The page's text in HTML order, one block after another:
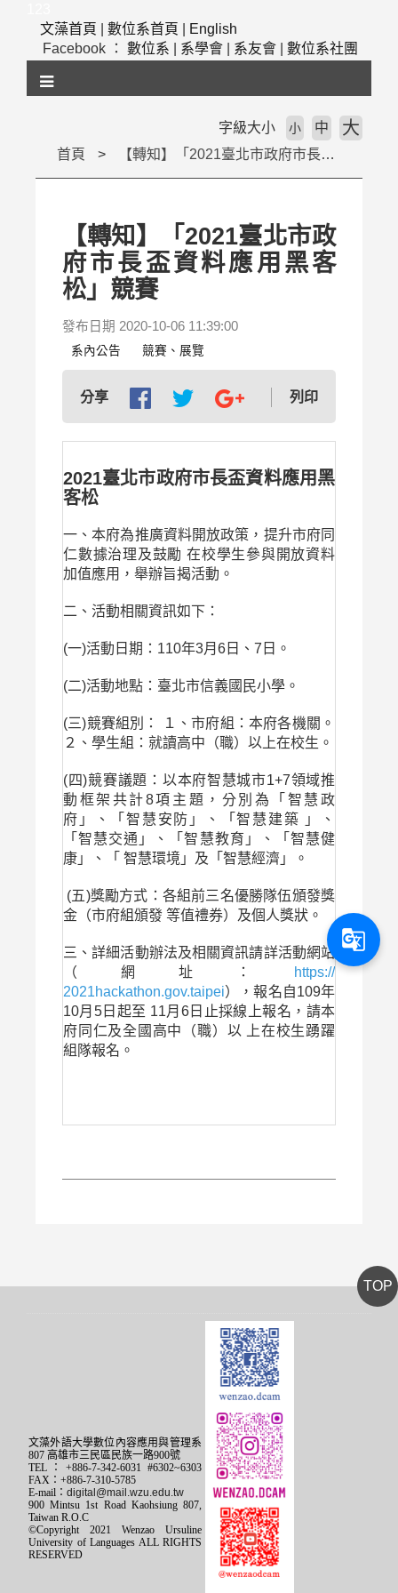
文藻首頁
數位系首頁
English
Facebook ： 數位系 系學會 系友會 數位系社團
首頁 【轉知】「2021臺北市政府市長盃資料應用黑客松」競賽
字級大小 小 中 大
【轉知】「2021臺北市政
府市長盃資料應用黑客
松」競賽
發布日期 2020-10-06 11:39:00
系內公告 競賽、展覽
分享 列印
2021臺北市政府市長盃資料應用黑
客松
一、本府為推廣資料開放政策，提升市府同
仁數據治理及鼓勵 在校學生參與開放資料
加值應用，舉辦旨揭活動。
二、活動相關資訊如下：
(一)活動日期：110年3月6日、7日。
(二)活動地點：臺北市信義國民小學。
(三)競賽組別： １、市府組：本府各機關。
２、學生組：就讀高中（職）以上在校生。
(四)競賽議題：以本府智慧城市1+7領域推
動框架共計8項主題，分別為「智慧政
府」、「智慧安防」、「智慧建築 」、
「智慧交通」、「智慧教育」、「智慧健
康」、「 智慧環境」及「智慧經濟」。
(五)獎勵方式：各組前三名優勝隊伍頒發獎
金（市府組頒發 等值禮券）及個人獎狀。
三、詳細活動辦法及相關資訊請詳活動網站
（網址：
https://
2021hackathon.gov.taipei），報名自109年
10月5日起至 11月6日止採線上報名，請本
府同仁及全國高中（職）以 上在校生踴躍
組隊報名。
文藻外語大學數位內容應用與管理系
807 高雄市三民區民族一路900號
TEL：+886-7-342-6031 #6302~6303
FAX：+886-7-310-5785
E-mail： digital@mail.wzu.edu.tw
900 Mintsu 1st Road Kaohsiung 807,
Taiwan R.O.C
©Copyright 2021 Wenzao Ursuline
University of Languages ALL RIGHTS
RESERVED
TOP
g_translate